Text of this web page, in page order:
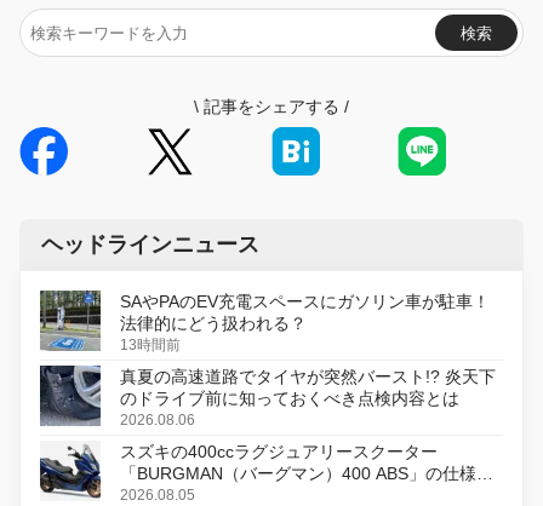
検索
\ 記事をシェアする /
ヘッドラインニュース
SAやPAのEV充電スペースにガソリン車が駐車！
法律的にどう扱われる？
13時間前
真夏の高速道路でタイヤが突然バースト!? 炎天下
のドライブ前に知っておくべき点検内容とは
2026.08.06
スズキの400ccラグジュアリースクーター
「BURGMAN（バーグマン）400 ABS」の仕様を
変更し、8月18日に発売
2026.08.05